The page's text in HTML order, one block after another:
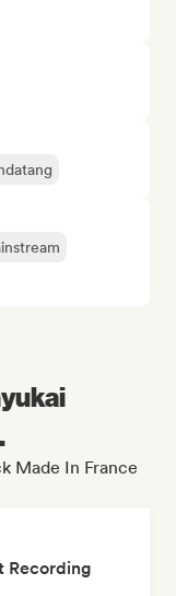
Made In France
Recording